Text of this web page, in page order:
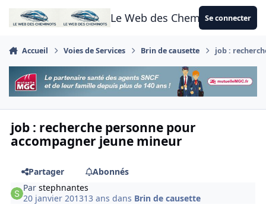
Aller au contenu
Le Web des CheminotsSe connecter
Accueil Voies de Services Brin de causette job :
job : recherche personne pour
accompagner jeune mineur
Partager
Abonnés
Parstephnantes
20 janvier 201313 ans dans Brin de causette